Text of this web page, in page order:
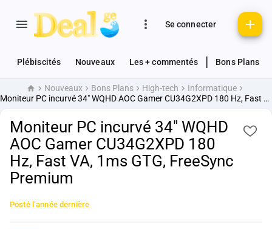
Se connecter
Plébiscités Nouveaux Les + commentés Bons Plans
AccueilNouveaux Bons Plans High-tech
Informatique
Moniteur PC incurvé 34" WQHD AOC Gamer CU34G2XPD 180 Hz, Fast VA, 1ms GTG, FreeSync Premium
Moniteur PC incurvé 34" WQHD
AOC Gamer CU34G2XPD 180
Hz, Fast VA, 1ms GTG, FreeSync
Premium
Posté l’année dernière